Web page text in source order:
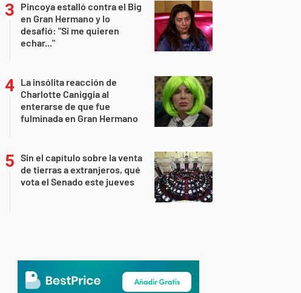
Pincoya estalló contra el Big
en Gran Hermano y lo
desafió: "Si me quieren
echar..."
La insólita reacción de
Charlotte Caniggia al
enterarse de que fue
fulminada en Gran Hermano
Sin el capítulo sobre la venta
de tierras a extranjeros, qué
vota el Senado este jueves